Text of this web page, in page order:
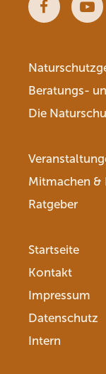
Facebook
Beratungs-
Die
Mitmachen &
Ratgeber
Startseite
Kontakt
Impressum
Datenschutz
Intern